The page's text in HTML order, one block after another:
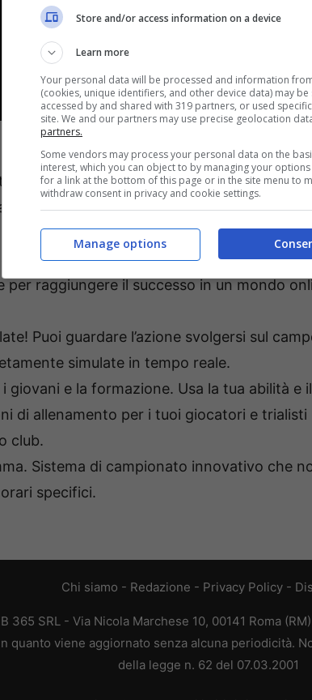
classica. Il gioco rende omaggio ai giochi
in cui il gameplay era semplificato e la
gioco basato sulle abilità che richiede una
per raggiungere il successo in un mondo
Puoi guardare l’azione svolgersi sul
simulate in tempo reale.
giovani e la formazione. Usa la tua abilità e
di allenamento per i tuoi giocatori e trialisti
club.
Sistema di campionato innovativo che
specifici.
Chi siamo - Redazione - Privacy Policy -
365 SRL - Via Nicola Marchese 10, 00141 Roma
quanto viene aggiornato senza alcuna periodicità.
della legge n. 62 del 07.03.2001
Store and/or access information on a device
Learn more
Your personal data will be processed and information
(cookies, unique identifiers, and other device data) may
accessed by and shared with 319 partners, or used
site. We and our partners may use precise geolocation
partners.
Some vendors may process your personal data on the
interest, which you can object to by managing your
for a link at the bottom of this page or in the site menu to
withdraw consent in privacy and cookie settings.
Manage options